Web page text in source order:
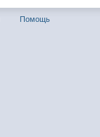
Помощь